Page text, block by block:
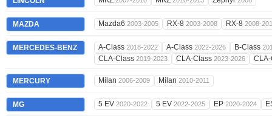
MAZDA Mazda6 2003-2005 RX-8 2003-2008 RX-8 2008-
MERCEDES-BENZ A-Class 2018-2022 A-Class 2022-2026 B-Class
CLA-Class 2019-2023 CLA-Class 2023-2026
MERCURY Milan 2006-2009 Milan 2010-2011
MG 5 EV 2020-2022 5 EV 2022-2025 EP 2020-2024